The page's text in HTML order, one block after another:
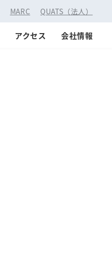
MARC QUATS（法人）
アクセス 会社情報